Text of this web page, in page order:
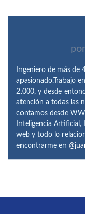
por
Ingeniero de más
apasionado.Trabajo
2.000, y desde
atención a todas las
contamos desde
Inteligencia
web y todo lo
encontrarme en